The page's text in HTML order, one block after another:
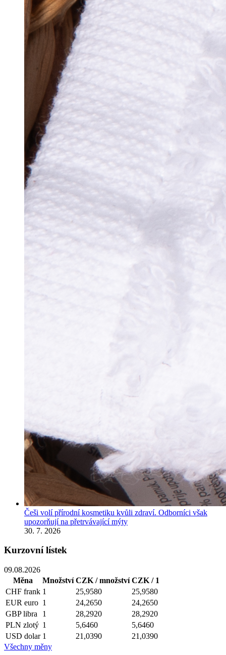
Češi volí přírodní kosmetiku kvůli zdraví. Odborníci však
upozorňují na přetrvávající mýty
30. 7. 2026
Kurzovní lístek
09.08.2026
Měna
Množství CZK / množství CZK / 1
CHF frank 1 25,9580
25,9580
EUR euro 1 24,2650
24,2650
GBP libra 1 28,2920
28,2920
PLN zlotý 1 5,6460
5,6460
USD dolar 1 21,0390
21,0390
Všechny měny